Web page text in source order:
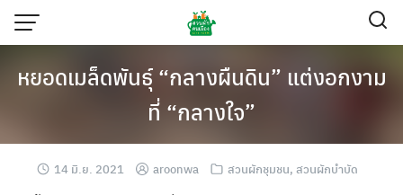
Skip
หยอดเมล็ดพันธุ์ “กลางผืนดิน” แต่งอกงาม
ที่ “กลางใจ”
14 มิ.ย. 2021 aroonwa สวนผักชุมชน, สวนผักบำบัด